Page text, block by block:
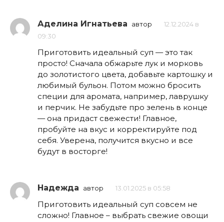
Аделина Игнатьева автор
12.12.2024 в
09:30
Приготовить идеальный суп — это так
просто! Сначала обжарьте лук и морковь
до золотистого цвета, добавьте картошку и
любимый бульон. Потом можно бросить
специи для аромата, например, лаврушку
и перчик. Не забудьте про зелень в конце
— она придаст свежести! Главное,
пробуйте на вкус и корректируйте под
себя. Уверена, получится вкусно и все
будут в восторге!
Надежда автор 13.01.2025 в 05:58
Приготовить идеальный суп совсем не
сложно! Главное – выбрать свежие овощи